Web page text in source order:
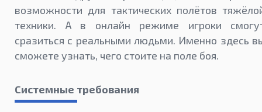
возможности для тактических полётов
техники. А в онлайн режиме игроки
сразиться с реальными людьми. Именно здесь
сможете узнать, чего стоите на поле боя.
Системные требования